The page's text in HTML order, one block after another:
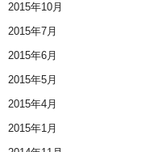
2015年10月
2015年7月
2015年6月
2015年5月
2015年4月
2015年1月